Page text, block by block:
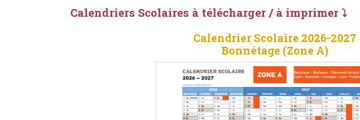
Calendriers Scolaires à télécharger / à imprimer ⤵
Calendrier Scolaire 2026-2027
Bonnétage (Zone A)